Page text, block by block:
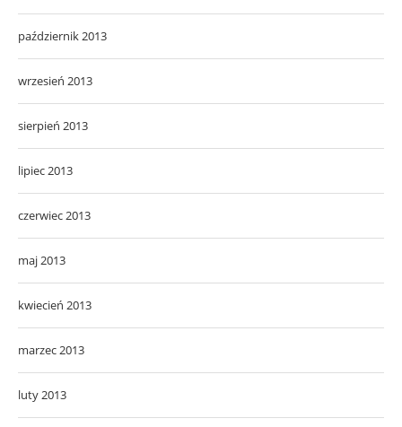
październik 2013
wrzesień 2013
sierpień 2013
lipiec 2013
czerwiec 2013
maj 2013
kwiecień 2013
marzec 2013
luty 2013